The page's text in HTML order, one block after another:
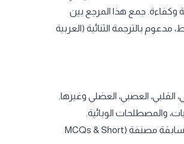
وكفاءة. جمع هذا المرجع بين
بالترجمة الثنائية (العربية
العصبي، العضلي وغيرها.
والمصطلحات الوبائية.
تدريبات واختبارات محاكية للاختبار الحقيقي واسئلة السنوات السابقة مصنفة (MCQs & Short